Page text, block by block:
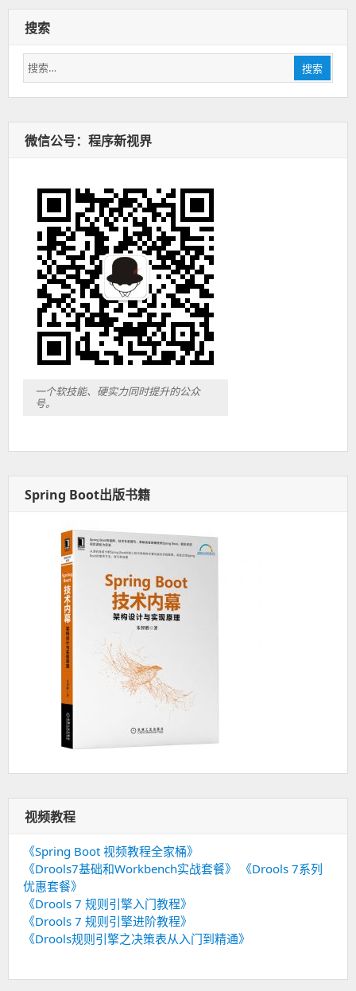
搜索
搜
索：
搜索
微信公号：程序新视界
一个软技能、硬实力同时提升的公众
号。
Spring Boot出版书籍
视频教程
《Spring Boot 视频教程全家桶》
《Drools7基础和Workbench实战套餐》
《Drools 7系列
优惠套餐》
《Drools 7 规则引擎入门教程》
《Drools 7 规则引擎进阶教程》
《Drools规则引擎之决策表从入门到精通》